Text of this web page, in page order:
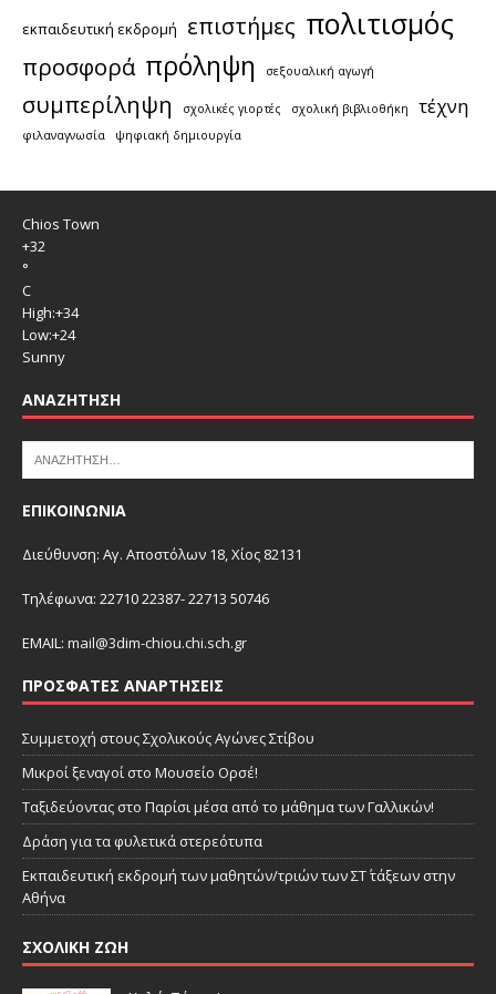
εκπαιδευτική εκδρομή επιστήμες πολιτισμός
προσφορά πρόληψη σεξουαλική αγωγή
συμπερίληψη σχολικές γιορτές σχολική βιβλιοθήκη τέχνη
φιλαναγνωσία ψηφιακή δημιουργία
Chios Town
+32
°
C
High:+34
Low:+24
Sunny
ΑΝΑΖΉΤΗΣΗ
ΕΠΙΚΟΙΝΩΝΙΑ
Διεύθυνση: Αγ. Αποστόλων 18, Χίος 82131
Τηλέφωνα: 22710 22387- 22713 50746
EMAIL: mail@3dim-chiou.chi.sch.gr
ΠΡΌΣΦΑΤΕΣ ΑΝΑΡΤΉΣΕΙΣ
Συμμετοχή στους Σχολικούς Αγώνες Στίβου
Μικροί ξεναγοί στο Μουσείο Ορσέ!
Ταξιδεύοντας στο Παρίσι μέσα από το μάθημα των Γαλλικών!
Δράση για τα φυλετικά στερεότυπα
Εκπαιδευτική εκδρομή των μαθητών/τριών των ΣΤ΄ τάξεων στην
Αθήνα
ΣΧΟΛΙΚΗ ΖΩΗ